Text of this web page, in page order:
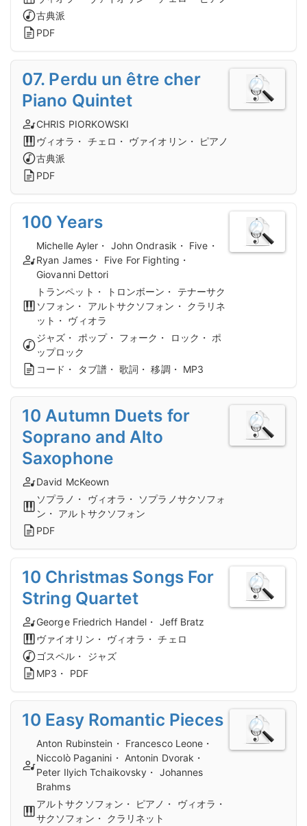
古典派
PDF
07. Perdu un être cher
Piano Quintet
CHRIS PIORKOWSKI
ヴィオラ・ チェロ・ ヴァイオリン・ ピアノ
古典派
PDF
100 Years
Michelle Ayler・ John Ondrasik・ Five・
Ryan James・ Five For Fighting・
Giovanni Dettori
トランペット・ トロンボーン・ テナーサク
ソフォン・ アルトサクソフォン・ クラリネ
ット・ ヴィオラ
ジャズ・ ポップ・ フォーク・ ロック・ ポ
ップロック
コード・ タブ譜・ 歌詞・ 移調・ MP3
10 Autumn Duets for
Soprano and Alto
Saxophone
David McKeown
ソプラノ・ ヴィオラ・ ソプラノサクソフォ
ン・ アルトサクソフォン
PDF
10 Christmas Songs For
String Quartet
George Friedrich Handel・ Jeff Bratz
ヴァイオリン・ ヴィオラ・ チェロ
ゴスペル・ ジャズ
MP3・ PDF
10 Easy Romantic Pieces
Anton Rubinstein・ Francesco Leone・
Niccolò Paganini・ Antonin Dvorak・
Peter Ilyich Tchaikovsky・ Johannes
Brahms
アルトサクソフォン・ ピアノ・ ヴィオラ・
サクソフォン・ クラリネット